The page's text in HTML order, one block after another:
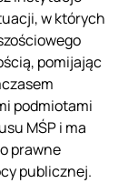
w których
pomijając
podmiotami
MŚP i ma
prawne
publicznej.